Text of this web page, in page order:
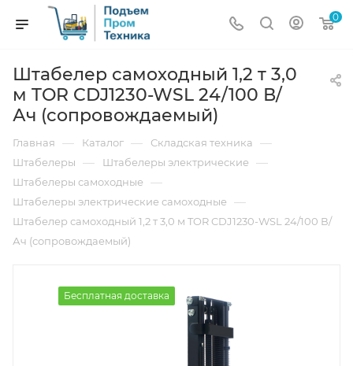
0
Штабелер самоходный 1,2 т 3,0
м TOR CDJ1230-WSL 24/100 В/
Ач (сопровождаемый)
Главная — Каталог — Складская техника —
Штабелеры — Штабелеры электрические —
Штабелеры самоходные —
Штабелеры электрические самоходные —
Штабелер самоходный 1,2 т 3,0 м TOR CDJ1230-WSL 24/100 В/
Ач (сопровождаемый)
Бесплатная доставка